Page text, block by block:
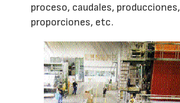
proceso, caudales, producciones,
proporciones, etc.